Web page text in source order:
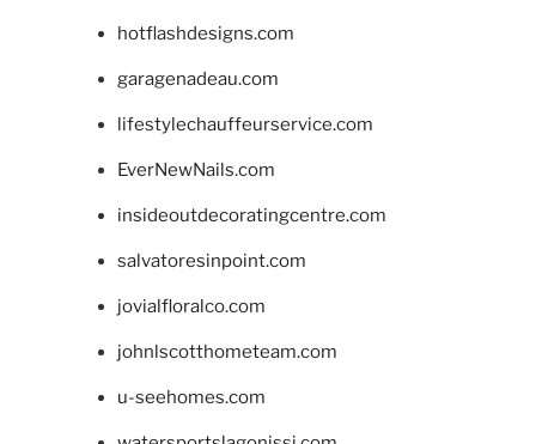
hotflashdesigns.com
garagenadeau.com
lifestylechauffeurservice.com
EverNewNails.com
insideoutdecoratingcentre.com
salvatoresinpoint.com
jovialfloralco.com
johnlscotthometeam.com
u-seehomes.com